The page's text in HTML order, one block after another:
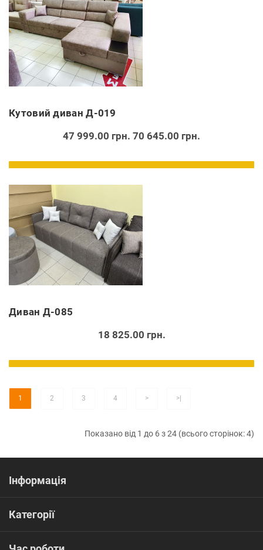
Кутовий диван Д-019
47 999.00 грн. 70 645.00 грн.
Диван Д-085
18 825.00 грн.
1 2 3 4 > >|
Показано від 1 до 6 з 24 (всього сторінок: 4)
Інформація
Категорії